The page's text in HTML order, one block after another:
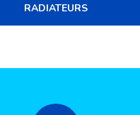
RADIATEURS